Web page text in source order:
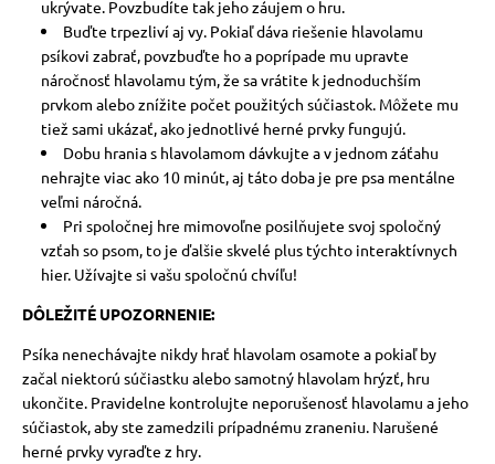
ukrývate. Povzbudíte tak jeho záujem o hru.
Buďte trpezliví aj vy. Pokiaľ dáva riešenie hlavolamu
psíkovi zabrať, povzbuďte ho a poprípade mu upravte
náročnosť hlavolamu tým, že sa vrátite k jednoduchším
prvkom alebo znížite počet použitých súčiastok. Môžete mu
tiež sami ukázať, ako jednotlivé herné prvky fungujú.
Dobu hrania s hlavolamom dávkujte a v jednom záťahu
nehrajte viac ako 10 minút, aj táto doba je pre psa mentálne
veľmi náročná.
Pri spoločnej hre mimovoľne posilňujete svoj spoločný
vzťah so psom, to je ďalšie skvelé plus týchto interaktívnych
hier. Užívajte si vašu spoločnú chvíľu!
DÔLEŽITÉ UPOZORNENIE:
Psíka nenechávajte nikdy hrať hlavolam osamote a pokiaľ by
začal niektorú súčiastku alebo samotný hlavolam hrýzť, hru
ukončite. Pravidelne kontrolujte neporušenosť hlavolamu a jeho
súčiastok, aby ste zamedzili prípadnému zraneniu. Narušené
herné prvky vyraďte z hry.